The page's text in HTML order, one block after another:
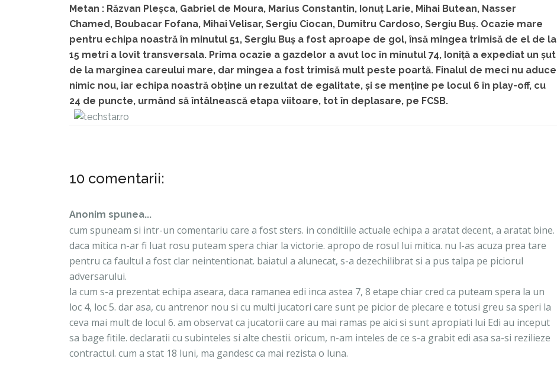
Metan : Răzvan Pleșca, Gabriel de Moura, Marius Constantin, Ionuț Larie, Mihai Butean, Nasser
Chamed, Boubacar Fofana, Mihai Velisar, Sergiu Ciocan, Dumitru Cardoso, Sergiu Buș. Ocazie mare
pentru echipa noastră în minutul 51, Sergiu Buș a fost aproape de gol, însă mingea trimisă de el de la
15 metri a lovit transversala. Prima ocazie a gazdelor a avut loc în minutul 74, Ioniță a expediat un șut
de la marginea careului mare, dar mingea a fost trimisă mult peste poartă. Finalul de meci nu aduce
nimic nou, iar echipa noastră obține un rezultat de egalitate, și se menține pe locul 6 în play-off, cu
24 de puncte, urmând să întâlnească etapa viitoare, tot în deplasare, pe FCSB.
10 comentarii:
Anonim spunea...
cum spuneam si intr-un comentariu care a fost sters. in conditiile actuale echipa a aratat decent, a aratat bine.
daca mitica n-ar fi luat rosu puteam spera chiar la victorie. apropo de rosul lui mitica. nu l-as acuza prea tare
pentru ca faultul a fost clar neintentionat. baiatul a alunecat, s-a dezechilibrat si a pus talpa pe piciorul
adversarului.
la cum s-a prezentat echipa aseara, daca ramanea edi inca astea 7, 8 etape chiar cred ca puteam spera la un
loc 4, loc 5. dar asa, cu antrenor nou si cu multi jucatori care sunt pe picior de plecare e totusi greu sa speri la
ceva mai mult de locul 6. am observat ca jucatorii care au mai ramas pe aici si sunt apropiati lui Edi au inceput
sa bage fitile. declaratii cu subinteles si alte chestii. oricum, n-am inteles de ce s-a grabit edi asa sa-si rezilieze
contractul. cum a stat 18 luni, ma gandesc ca mai rezista o luna.